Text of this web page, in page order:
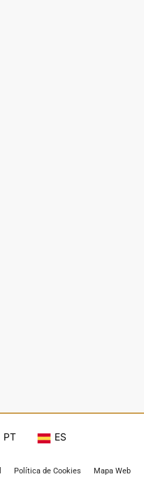
PT ES
Política de Cookies Mapa Web